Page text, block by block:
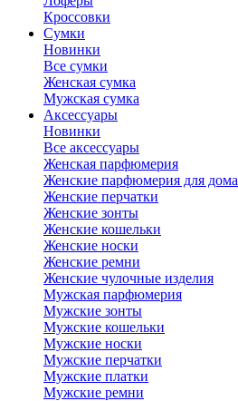
Кроссовки
Сумки
Новинки
Все сумки
Женская сумка
Мужская сумка
Аксессуары
Новинки
Все аксессуары
Женская парфюмерия
Женские парфюмерия для дома
Женские перчатки
Женские зонты
Женские кошельки
Женские носки
Женские ремни
Женские чулочные изделия
Мужская парфюмерия
Мужские зонты
Мужские кошельки
Мужские носки
Мужские перчатки
Мужские платки
Мужские ремни